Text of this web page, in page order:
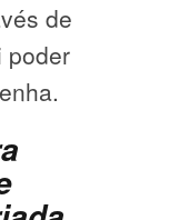
de
poder